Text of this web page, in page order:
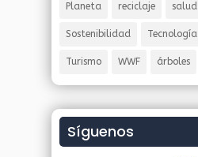
Planeta reciclaje salud
Sostenibilidad Tecnología
Turismo WWF árboles
Síguenos